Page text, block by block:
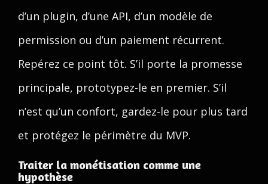
d’un plugin, d’une API, d’un modèle de
permission ou d’un paiement récurrent.
Repérez ce point tôt. S’il porte la promesse
principale, prototypez-le en premier. S’il
n’est qu’un confort, gardez-le pour plus tard
et protégez le périmètre du MVP.
Traiter la monétisation comme une
hypothèse